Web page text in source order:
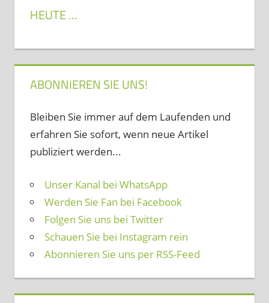
HEUTE …
ABONNIEREN SIE UNS!
Bleiben Sie immer auf dem Laufenden und
erfahren Sie sofort, wenn neue Artikel
publiziert werden...
Unser Kanal bei WhatsApp
Werden Sie Fan bei Facebook
Folgen Sie uns bei Twitter
Schauen Sie bei Instagram rein
Abonnieren Sie uns per RSS-Feed